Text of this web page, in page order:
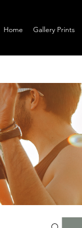
Home Gallery Prints